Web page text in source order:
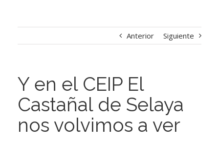
Anterior Siguiente
Y en el CEIP El
Castañal de Selaya
nos volvimos a ver